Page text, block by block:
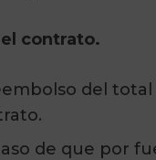
contrato.
del
de que por